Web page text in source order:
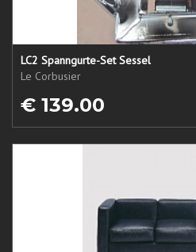
LC2 Spanngurte-Set Sessel
Le Corbusier
€ 139.00